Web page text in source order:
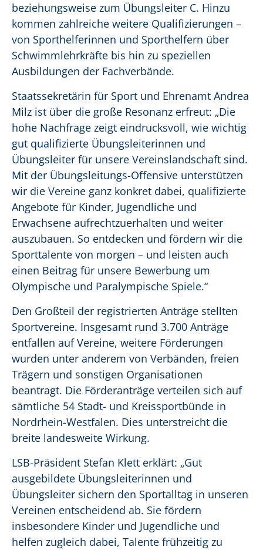
beziehungsweise zum Übungsleiter C. Hinzu
kommen zahlreiche weitere Qualifizierungen –
von Sporthelferinnen und Sporthelfern über
Schwimmlehrkräfte bis hin zu speziellen
Ausbildungen der Fachverbände.
Staatssekretärin für Sport und Ehrenamt Andrea
Milz ist über die große Resonanz erfreut: „Die
hohe Nachfrage zeigt eindrucksvoll, wie wichtig
gut qualifizierte Übungsleiterinnen und
Übungsleiter für unsere Vereinslandschaft sind.
Mit der Übungsleitungs-Offensive unterstützen
wir die Vereine ganz konkret dabei, qualifizierte
Angebote für Kinder, Jugendliche und
Erwachsene aufrechtzuerhalten und weiter
auszubauen. So entdecken und fördern wir die
Sporttalente von morgen – und leisten auch
einen Beitrag für unsere Bewerbung um
Olympische und Paralympische Spiele.“
Den Großteil der registrierten Anträge stellten
Sportvereine. Insgesamt rund 3.700 Anträge
entfallen auf Vereine, weitere Förderungen
wurden unter anderem von Verbänden, freien
Trägern und sonstigen Organisationen
beantragt. Die Förderanträge verteilen sich auf
sämtliche 54 Stadt- und Kreissportbünde in
Nordrhein-Westfalen. Dies unterstreicht die
breite landesweite Wirkung.
LSB-Präsident Stefan Klett erklärt: „Gut
ausgebildete Übungsleiterinnen und
Übungsleiter sichern den Sportalltag in unseren
Vereinen entscheidend ab. Sie fördern
insbesondere Kinder und Jugendliche und
helfen zugleich dabei, Talente frühzeitig zu